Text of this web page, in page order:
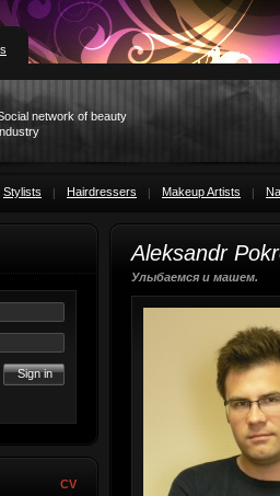
network of beauty
Stylists Hairdressers Makeup Artists
CV
Aleksandr
Улыбаемся и машем.